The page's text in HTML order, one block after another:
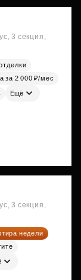
3 секция,
за 2 000 ₽/мес
Ещё
3 секция,
недели